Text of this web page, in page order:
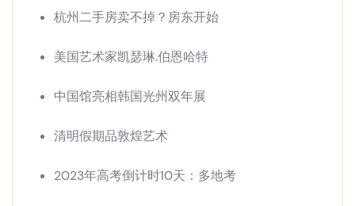
杭州二手房卖不掉？房东开始
美国艺术家凯瑟琳.伯恩哈特
中国馆亮相韩国光州双年展
清明假期品敦煌艺术
2023年高考倒计时10天：多地考